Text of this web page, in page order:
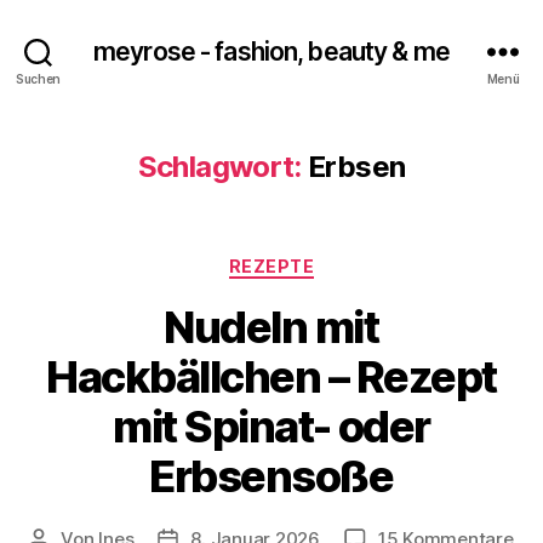
Suchen
meyrose - fashion, beauty & me
Menü
Schlagwort: Erbsen
Kategorien
REZEPTE
Nudeln mit
Hackbällchen – Rezept
mit Spinat- oder
Erbsensoße
Von Ines 8. Januar 2026 15 Kommentarezu